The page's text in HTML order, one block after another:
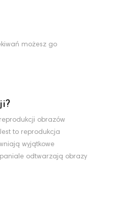
możesz go
obrazów
to reprodukcja
wyjątkowe
odtwarzają obrazy